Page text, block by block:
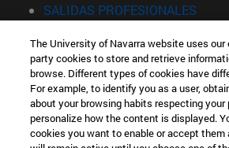
SALIDAS PROFESIONALES
Información
TFNO +34 943 21 98 77
¿QUÉ GRADO TE INTERESA?
¿QUÉ MÁSTER TE INTERESA?
© Universidad de Navarra
The University of Navarra website uses our
party cookies to store and retrieve
browse. Different types of cookies have
For example, to identify you as a user,
about your browsing habits respecting your
personalize how the content is displayed.
cookies you want to enable or accept them